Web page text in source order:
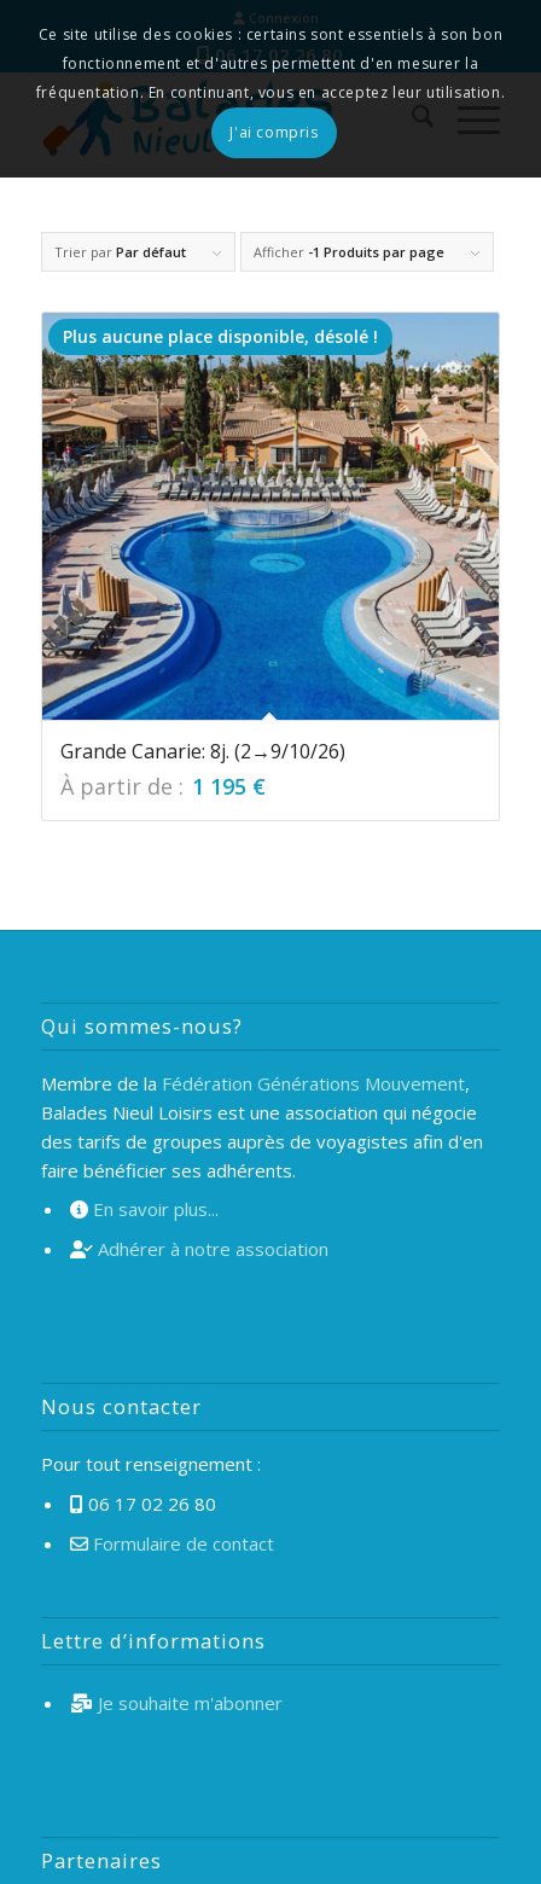
Connexion
06 17 02 26 80
Trier par Par défaut Afficher -1 Produits par page
Plus aucune place disponible, désolé !
Grande Canarie: 8j. (2→9/10/26)
À partir de : 1 195 €
Qui sommes-nous?
Membre de la Fédération Générations Mouvement,
Balades Nieul Loisirs est une association qui négocie
des tarifs de groupes auprès de voyagistes afin d'en
faire bénéficier ses adhérents.
En savoir plus...
Adhérer à notre association
Nous contacter
Pour tout renseignement :
06 17 02 26 80
Formulaire de contact
Lettre d’informations
Je souhaite m'abonner
Partenaires
Ce site utilise des cookies : certains sont essentiels à son bon
fonctionnement et d'autres permettent d'en mesurer la
fréquentation. En continuant, vous en acceptez leur utilisation.
J'ai compris